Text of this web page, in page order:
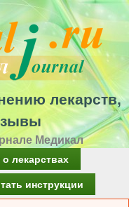
лекарств,
Медикал
лекарствах
инструкции